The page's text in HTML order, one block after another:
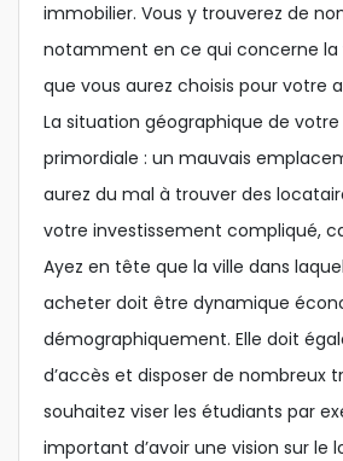
immobilier. Vous y trouverez de
notamment en ce qui concerne la
que vous aurez choisis pour votre
La situation géographique de
primordiale : un mauvais
aurez du mal à trouver des
votre investissement compliqué,
Ayez en tête que la ville dans
acheter doit être dynamique
démographiquement. Elle doit
d’accès et disposer de nombreux
souhaitez viser les étudiants par
important d’avoir une vision sur le